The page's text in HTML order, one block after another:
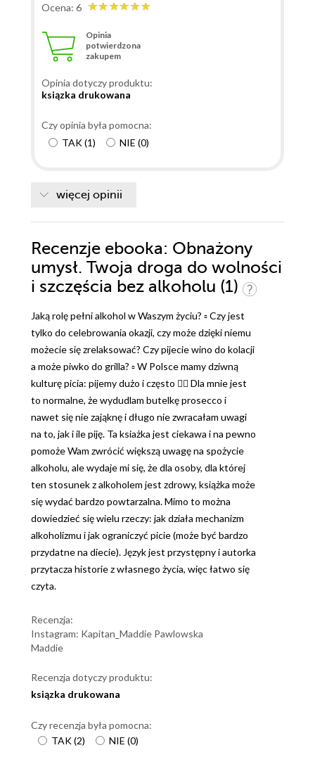
Ocena: 6
Opinia
potwierdzona
zakupem
Opinia dotyczy produktu:
ksiązka drukowana
Czy opinia była pomocna:
TAK(1) NIE (0)
więcej opinii
Recenzje ebooka: Obnażony
umysł. Twoja droga do wolności
i szczęścia bez alkoholu (1)
Jaką rolę pełni alkohol w Waszym życiu? ▫️ Czy jest
tylko do celebrowania okazji, czy może dzięki niemu
możecie się zrelaksować? Czy pijecie wino do kolacji
a może piwko do grilla? ▫️ W Polsce mamy dziwną
kulturę picia: pijemy dużo i często 🤷‍♀️ Dla mnie jest
to normalne, że wydudlam butelkę prosecco i
nawet się nie zająknę i długo nie zwracałam uwagi
na to, jak i ile piję. Ta ksiażka jest ciekawa i na pewno
pomoże Wam zwrócić większą uwagę na spożycie
alkoholu, ale wydaje mi się, że dla osoby, dla której
ten stosunek z alkoholem jest zdrowy, książka może
się wydać bardzo powtarzalna. Mimo to można
dowiedzieć się wielu rzeczy: jak działa mechanizm
alkoholizmu i jak ograniczyć picie (może być bardzo
przydatne na diecie). Język jest przystępny i autorka
przytacza historie z własnego życia, więc łatwo się
czyta.
Recenzja:
Instagram: Kapitan_Maddie Pawlowska
Maddie
Recenzja dotyczy produktu:
ksiązka drukowana
Czy recenzja była pomocna:
TAK(2) NIE (0)